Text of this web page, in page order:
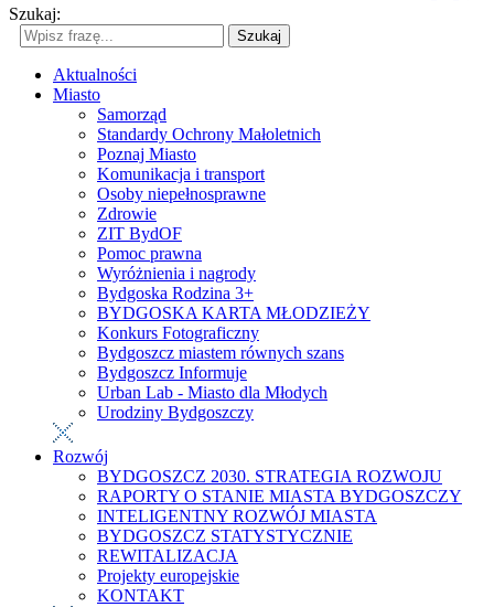
Szukaj:
Szukaj
Aktualności
Miasto
Samorząd
Standardy Ochrony Małoletnich
Poznaj Miasto
Komunikacja i transport
Osoby niepełnosprawne
Zdrowie
ZIT BydOF
Pomoc prawna
Wyróżnienia i nagrody
Bydgoska Rodzina 3+
BYDGOSKA KARTA MŁODZIEŻY
Konkurs Fotograficzny
Bydgoszcz miastem równych szans
Bydgoszcz Informuje
Urban Lab - Miasto dla Młodych
Urodziny Bydgoszczy
Rozwój
BYDGOSZCZ 2030. STRATEGIA ROZWOJU
RAPORTY O STANIE MIASTA BYDGOSZCZY
INTELIGENTNY ROZWÓJ MIASTA
BYDGOSZCZ STATYSTYCZNIE
REWITALIZACJA
Projekty europejskie
KONTAKT